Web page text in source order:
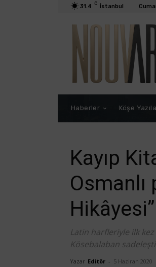
31.4 C İstanbul
Haberler Köşe
Kayıp
Osmanlı
Hikâyesi”
Latin harfleriyle ilk
Kösebalaban
Yazar Editör - 5 Haziran 2020